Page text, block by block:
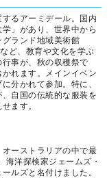
るアーミデール。国内
」があり、世界中から
ランド地域美術館
ど、教育や文化を学ぶ
事が、秋の収穫祭で
れます。メインイベン
分かれて参加。特に、
自国の伝統的な服装を
ます。
ーストラリアの中で最
洋探検家ジェームズ・
ルズと名付けました。